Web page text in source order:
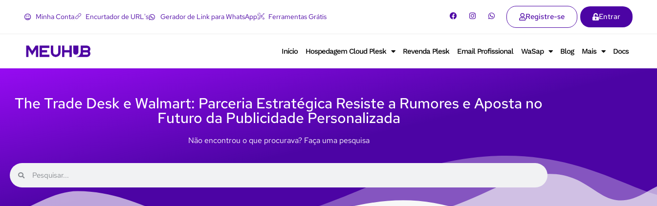
Minha Conta Encurtador de URL's Gerador de Link para WhatsApp Ferramentas Grátis Registre-se Entrar
Início Hospedagem Cloud Plesk Revenda Plesk Email Profissional WaSap Blog Mais Docs
The Trade Desk e Walmart: Parceria Estratégica Resiste a Rumores e Aposta no
Futuro da Publicidade Personalizada
Não encontrou o que procurava? Faça uma pesquisa